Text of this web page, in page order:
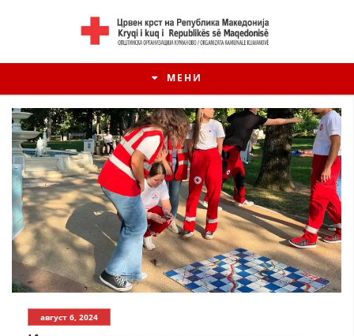
МЕНИ
ИСТОРИЈАТ НА ЦКРМ
ИСТОРИЈАТ НА ДВИЖЕЊЕТО
август 6, 2024